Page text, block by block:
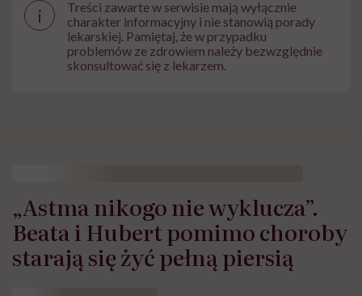
i
Treści zawarte w serwisie mają wyłącznie
charakter informacyjny i nie stanowią porady
lekarskiej. Pamiętaj, że w przypadku
problemów ze zdrowiem należy bezwzględnie
skonsultować się z lekarzem.
„Astma nikogo nie wyklucza”.
Beata i Hubert pomimo choroby
starają się żyć pełną piersią